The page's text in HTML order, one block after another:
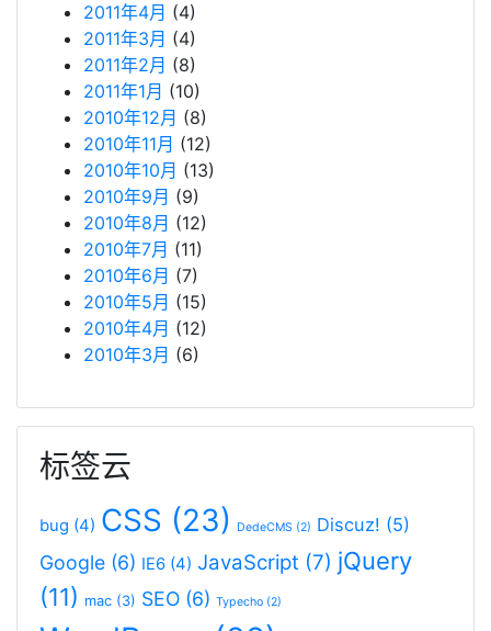
2011年4月 (4)
2011年3月 (4)
2011年2月 (8)
2011年1月 (10)
2010年12月 (8)
2010年11月 (12)
2010年10月 (13)
2010年9月 (9)
2010年8月 (12)
2010年7月 (11)
2010年6月 (7)
2010年5月 (15)
2010年4月 (12)
2010年3月 (6)
标签云
bug (4) CSS (23) DedeCMS (2) Discuz! (5)
Google (6) IE6 (4) JavaScript (7) jQuery
(11) mac (3) SEO (6) Typecho (2)